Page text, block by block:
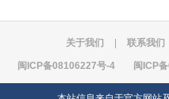
关于我们 联系我们
闽ICP备08106227号-4 闽ICP